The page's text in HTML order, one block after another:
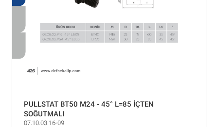
PULLSTAT BT50 M24 - 45° L=85 İÇTEN
SOĞUTMALI
07.10.03.16-09